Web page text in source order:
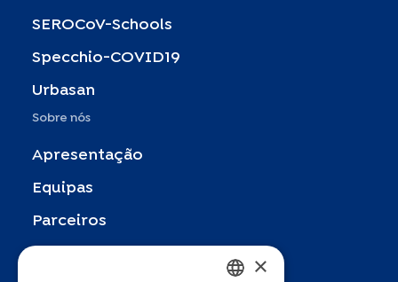
SEROCoV-Schools
Specchio-COVID19
Urbasan
Sobre nós
Apresentação
Equipas
Parceiros
×